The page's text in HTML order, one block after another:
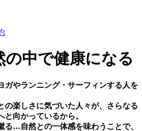
の中で健康になる
ガやランニング・サーフィンする⼈を
の楽しさに気づいた⼈々が、さらなる
向かっているから。
る…⾃然との⼀体感を味わうことで、